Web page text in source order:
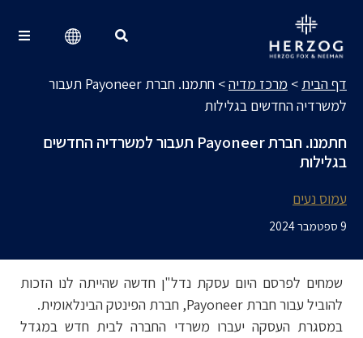
דף הבית > מרכז מדיה>
חתמנו. חברת Payoneer תעבור
למשרדיה החדשים בגלילות
חתמנו. חברת Payoneer תעבור למשרדיה החדשים
בגלילות
עמוס נעים
9 ספטמבר 2024
שמחים לפרסם היום עסקת נדל"ן חדשה שהייתה לנו הזכות
להוביל עבור חברת Payoneer, חברת הפינטק הבינלאומית.
במסגרת העסקה יעברו משרדי החברה לבית חדש במגדל